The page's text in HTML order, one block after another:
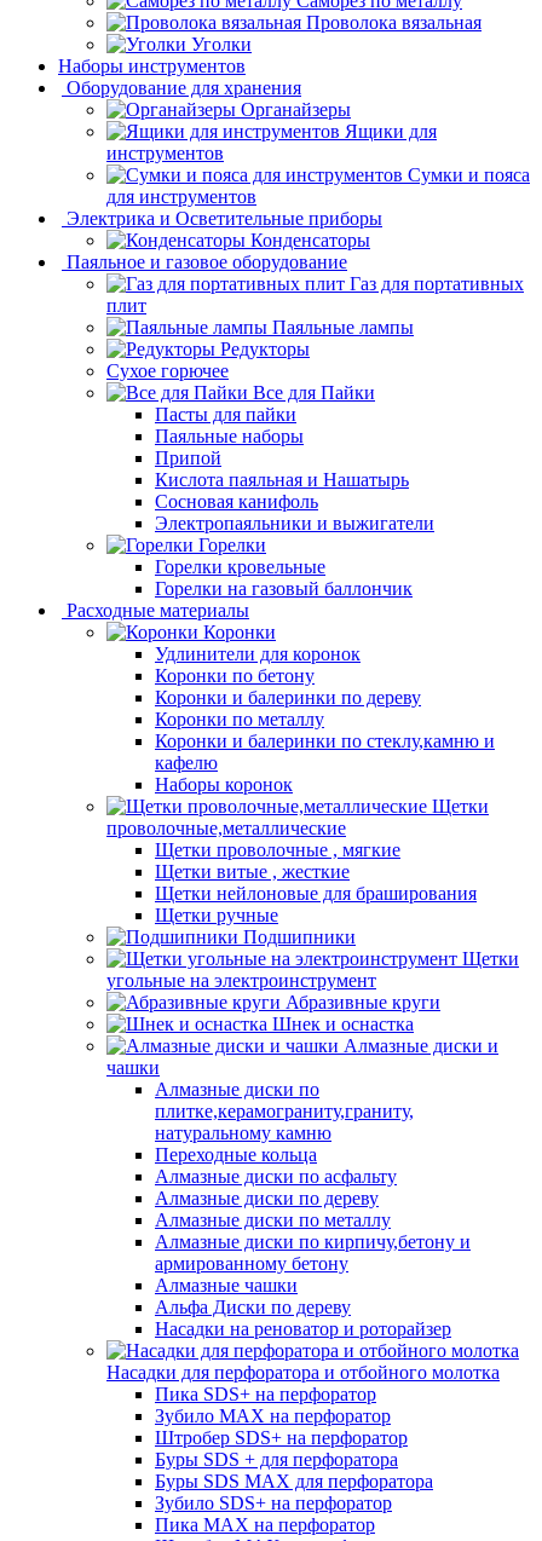
Проволока вязальная
Уголки
Наборы инструментов
Оборудование для хранения
Органайзеры
Ящики для
инструментов
Сумки и пояса
для инструментов
Электрика и Осветительные приборы
Конденсаторы
Паяльное и газовое оборудование
Газ для портативных
плит
Паяльные лампы
Редукторы
Сухое горючее
Все для Пайки
Пасты для пайки
Паяльные наборы
Припой
Кислота паяльная и Нашатырь
Сосновая канифоль
Электропаяльники и выжигатели
Горелки
Горелки кровельные
Горелки на газовый баллончик
Расходные материалы
Коронки
Удлинители для коронок
Коронки по бетону
Коронки и балеринки по дереву
Коронки по металлу
Коронки и балеринки по стеклу,камню и
кафелю
Наборы коронок
Щетки
проволочные,металлические
Щетки проволочные , мягкие
Щетки витые , жесткие
Щетки нейлоновые для браширования
Щетки ручные
Подшипники
Щетки
угольные на электроинструмент
Абразивные круги
Шнек и оснастка
Алмазные диски и
чашки
Алмазные диски по
плитке,керамограниту,граниту,
натуральному камню
Переходные кольца
Алмазные диски по асфальту
Алмазные диски по дереву
Алмазные диски по металлу
Алмазные диски по кирпичу,бетону и
армированному бетону
Алмазные чашки
Альфа Диски по дереву
Насадки на реноватор и роторайзер
Насадки для перфоратора и отбойного молотка
Пика SDS+ на перфоратор
Зубило MAX на перфоратор
Штробер SDS+ на перфоратор
Буры SDS + для перфоратора
Буры SDS MAX для перфоратора
Зубило SDS+ на перфоратор
Пика MAX на перфоратор